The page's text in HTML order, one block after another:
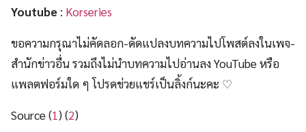
Youtube : Korseries
ขอความกรุณาไม่คัดลอก-ดัดแปลงบทความไปโพสต์ลงในเพจ-
สำนักข่าวอื่น รวมถึงไม่นำบทความไปอ่านลง YouTube หรือ
แพลตฟอร์มใด ๆ โปรดช่วยแชร์เป็นลิ้งก์นะคะ ♡
Source (1) (2)